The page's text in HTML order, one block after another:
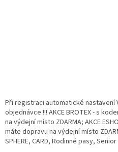
Při registraci automatické nastavení
objednávce !!! AKCE BROTEX - s
na výdejní místo ZDARMA; AKCE
máte dopravu na výdejní místo
SPHERE, CARD, Rodinné pasy,